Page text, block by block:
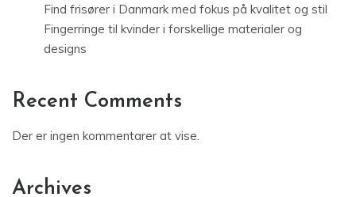
Find frisører i Danmark med fokus på kvalitet og stil
Fingerringe til kvinder i forskellige materialer og
designs
Recent Comments
Der er ingen kommentarer at vise.
Archives